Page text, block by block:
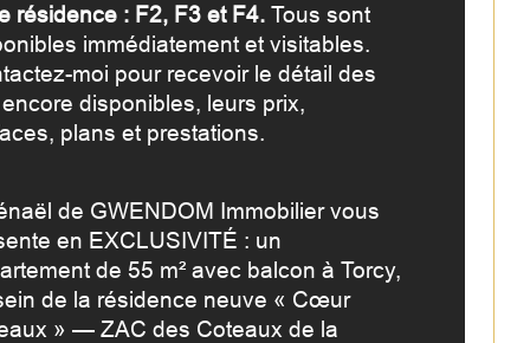
de salle d'eau
de chauffage
résidence : F2, F3 et F4. Tous sont
immédiatement et visitables.
moi pour recevoir le détail des
encore disponibles, leurs prix,
plans et prestations.
de GWENDOM Immobilier vous
en EXCLUSIVITÉ : un
de 55 m² avec balcon à Torcy,
de la résidence neuve « Cœur
» — ZAC des Coteaux de la